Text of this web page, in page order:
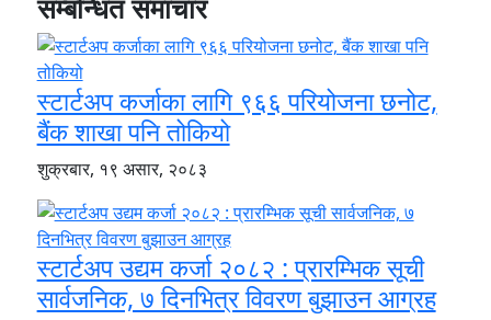
सम्बन्धित समाचार
स्टार्टअप कर्जाका लागि ९६६ परियोजना छनोट,
बैंक शाखा पनि तोकियो
शुक्रबार, १९ असार, २०८३
स्टार्टअप उद्यम कर्जा २०८२ : प्रारम्भिक सूची
सार्वजनिक, ७ दिनभित्र विवरण बुझाउन आग्रह